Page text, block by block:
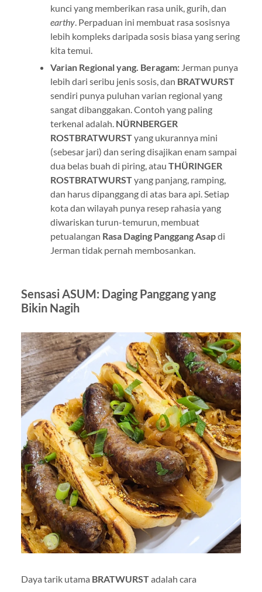
kunci yang memberikan rasa unik, gurih, dan
earthy. Perpaduan ini membuat rasa sosisnya
lebih kompleks daripada sosis biasa yang sering
kita temui.
Varian Regional yang. Beragam:Jerman punya
lebih dari seribu jenis sosis, dan BRATWURST
sendiri punya puluhan varian regional yang
sangat dibanggakan. Contoh yang paling
terkenal adalah. NÜRNBERGER
ROSTBRATWURSTyang ukurannya mini
(sebesar jari) dan sering disajikan enam sampai
dua belas buah di piring, atau THÜRINGER
ROSTBRATWURSTyang panjang, ramping,
dan harus dipanggang di atas bara api. Setiap
kota dan wilayah punya resep rahasia yang
diwariskan turun-temurun, membuat
petualangan Rasa Daging Panggang Asapdi
Jerman tidak pernah membosankan.
Sensasi ASUM: Daging Panggang yang
Bikin Nagih
Daya tarik utama BRATWURSTadalah cara